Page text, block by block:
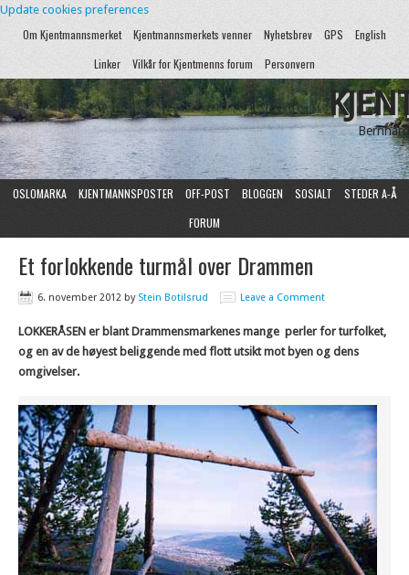
Update cookies preferences
Om Kjentmannsmerket Kjentmannsmerkets venner Nyhetsbrev GPS
English
Linker
Vilkår for Kjentmenns forum Personvern
OSLOMARKA KJENTMANNSPOSTER OFF-POST BLOGGEN SOSIALT
STEDER A-Å
FORUM
Et forlokkende turmål over Drammen
6. november 2012 by Stein Botilsrud Leave a Comment
LOKKERÅSEN er blant Drammensmarkenes mange perler for turfolket,
og en av de høyest beliggende med flott utsikt mot byen og dens
omgivelser.